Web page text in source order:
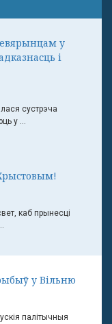
у
і
сустрэча
у ...
каб прынесці
у Вільню
палітычныя